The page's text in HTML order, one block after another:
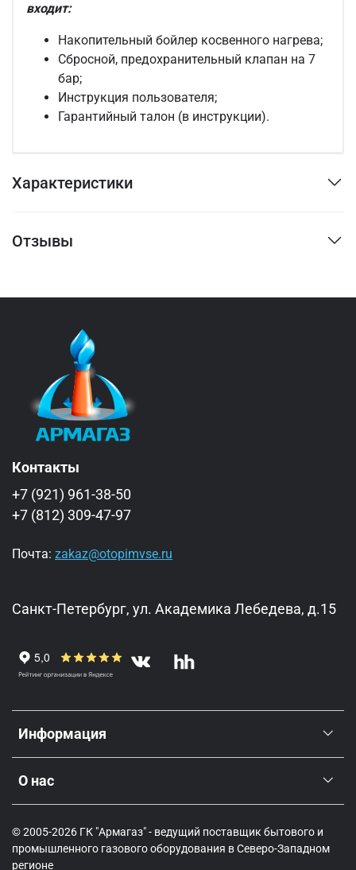
входит:
Накопительный бойлер косвенного нагрева;
Сбросной, предохранительный клапан на 7
бар;
Инструкция пользователя;
Гарантийный талон (в инструкции).
Характеристики
Отзывы
Информация
О нас
Контакты
+7 (921) 961-38-50
+7 (812) 309-47-97
Почта: zakaz@otopimvse.ru
Санкт-Петербург, ул. Академика Лебедева, д.15
© 2005-2026 ГК "Армагаз" - ведущий поставщик бытового и
промышленного газового оборудования в Северо-Западном
регионе